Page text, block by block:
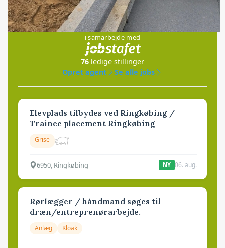
Jobs
i samarbejde med
76 ledige stillinger
Opret agent
Se alle jobs
Elevplads tilbydes ved Ringkøbing /
Trainee placement Ringkøbing
Grise
6950, Ringkøbing NY 06. aug.
Rørlægger / håndmand søges til
dræn/entreprenørarbejde.
Anlæg Kloak